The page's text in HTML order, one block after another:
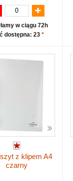
w ciągu 72h
dostępna: 23 *
z klipem A4
czarny